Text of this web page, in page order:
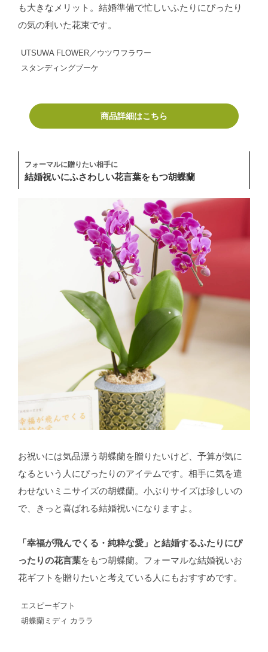
も大きなメリット。結婚準備で忙しいふたりにぴったり
の気の利いた花束です。
UTSUWA FLOWER／ウツワフラワー
スタンディングブーケ
商品詳細はこちら
フォーマルに贈りたい相手に
結婚祝いにふさわしい花言葉をもつ胡蝶蘭
お祝いには気品漂う胡蝶蘭を贈りたいけど、予算が気に
なるという人にぴったりのアイテムです。相手に気を遣
わせないミニサイズの胡蝶蘭。小ぶりサイズは珍しいの
で、きっと喜ばれる結婚祝いになりますよ。
「幸福が飛んでくる・純粋な愛」と結婚するふたりにぴ
ったりの花言葉をもつ胡蝶蘭。フォーマルな結婚祝いお
花ギフトを贈りたいと考えている人にもおすすめです。
エスピーギフト
胡蝶蘭ミディ カララ